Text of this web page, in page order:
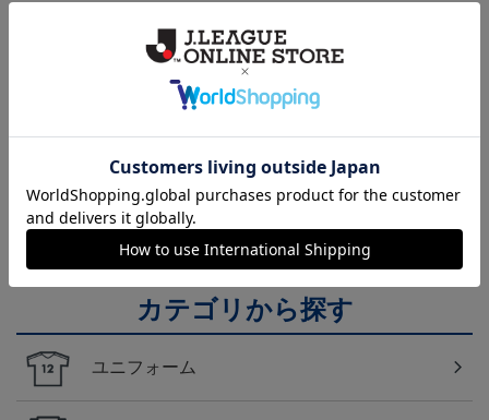
こだわりのデザインに注目！タオルマフラーは応援
福岡
アビスパ福岡のすべてのグッズをチェックしたい方
に！全グッズ一覧はこちら！
カテゴリから探す
ユニフォーム